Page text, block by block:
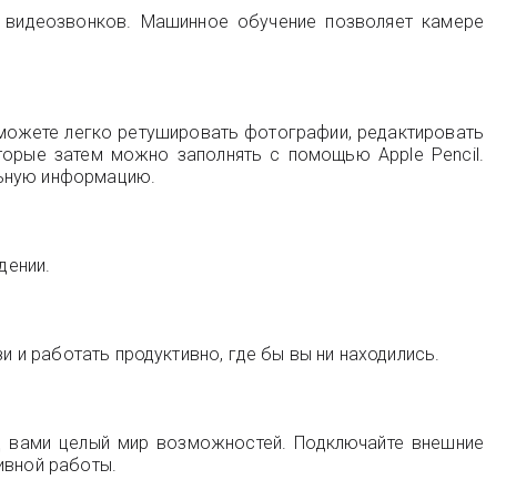
Машинное обучение позволяет камере
легко ретушировать фотографии, редактировать
затем можно заполнять с помощью Apple Pencil.
информацию.
работать продуктивно, где бы вы ни находились.
целый мир возможностей. Подключайте внешние
работы.